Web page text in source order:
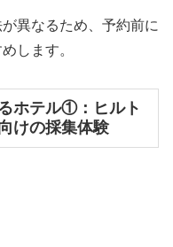
異なるため、予約前に
します。
ホテル①：ヒルト
けの採集体験